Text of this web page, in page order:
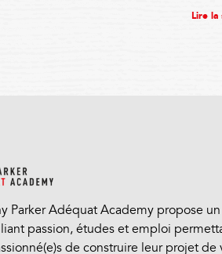
Lire
Parker Adéquat Academy propose un
passion, études et emploi
de construire leur projet de